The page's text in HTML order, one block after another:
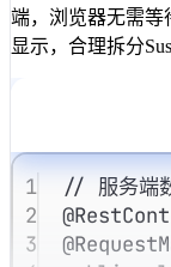
端，浏览器无需等
显示，合理拆分
1
// 服务端
2
@
3
@